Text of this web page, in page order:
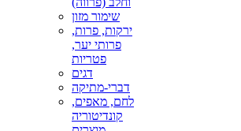
שימור מזון
ירקות, פרות,
פרותי יער,
פטריות
דגים
דברי-מתיקה
לחם, מאפים,
קונדיטוריה